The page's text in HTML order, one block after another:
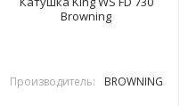
Browning
Производитель: BROWNING